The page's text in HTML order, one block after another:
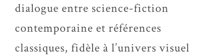
dialogue entre science-fiction
contemporaine et références
classiques, fidèle à l’univers visuel